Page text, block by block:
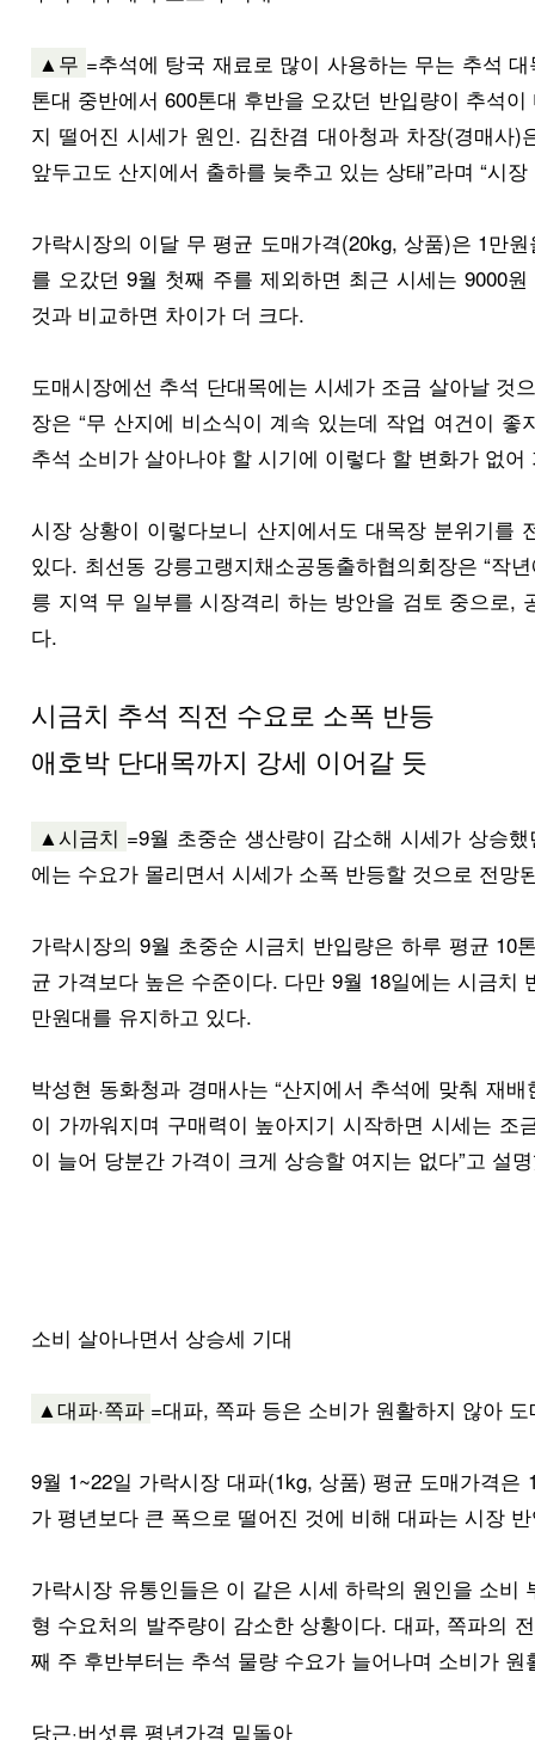
▲무 =추석에 탕국 재료로 많이 사용하는 무는 추석
톤대 중반에서 600톤대 후반을 오갔던 반입량이 추석
지 떨어진 시세가 원인. 김찬겸 대아청과 차장(경매사
앞두고도 산지에서 출하를 늦추고 있는 상태”라며 “시
가락시장의 이달 무 평균 도매가격(20kg, 상품)은 1만
를 오갔던 9월 첫째 주를 제외하면 최근 시세는 9000
것과 비교하면 차이가 더 크다.
도매시장에선 추석 단대목에는 시세가 조금 살아날
장은 “무 산지에 비소식이 계속 있는데 작업 여건이
추석 소비가 살아나야 할 시기에 이렇다 할 변화가 없
시장 상황이 이렇다보니 산지에서도 대목장 분위기를
있다. 최선동 강릉고랭지채소공동출하협의회장은 “작
릉 지역 무 일부를 시장격리 하는 방안을 검토 중으로,
다.
시금치 추석 직전 수요로 소폭 반등
애호박 단대목까지 강세 이어갈 듯
▲시금치 =9월 초중순 생산량이 감소해 시세가 상승
에는 수요가 몰리면서 시세가 소폭 반등할 것으로 전망
가락시장의 9월 초중순 시금치 반입량은 하루 평균 10
균 가격보다 높은 수준이다. 다만 9월 18일에는 시금치
만원대를 유지하고 있다.
박성현 동화청과 경매사는 “산지에서 추석에 맞춰 재
이 가까워지며 구매력이 높아지기 시작하면 시세는 조
이 늘어 당분간 가격이 크게 상승할 여지는 없다”고 설
소비 살아나면서 상승세 기대
▲대파·쪽파 =대파, 쪽파 등은 소비가 원활하지 않아
9월 1~22일 가락시장 대파(1kg, 상품) 평균 도매가격
가 평년보다 큰 폭으로 떨어진 것에 비해 대파는 시장
가락시장 유통인들은 이 같은 시세 하락의 원인을 소
형 수요처의 발주량이 감소한 상황이다. 대파, 쪽파의
째 주 후반부터는 추석 물량 수요가 늘어나며 소비가
당근·버섯류 평년가격 밑돌아